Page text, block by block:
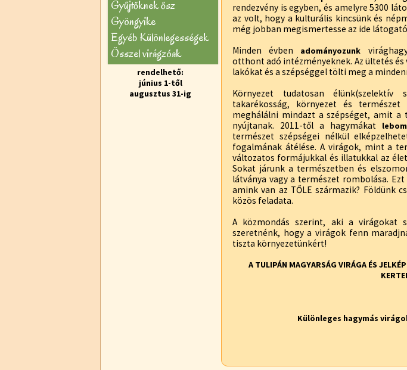
Gyűjtőknek ősz
Gyöngyike
Egyéb Különlegességek
Õsszel virágzóak
rendelhető:
június 1-től
augusztus 31-ig
rendezvény is egyben, és amelyre 5300
az volt, hogy a kulturális kincsünk és
még jobban megismertesse az ide
Minden évben adományozunk
otthont adó intézményeknek. Az ültetés
lakókat és a szépséggel tölti meg a
Környezet tudatosan élünk(szelektív
takarékosság, környezet és
meghálálni mindazt a szépséget, amit
nyújtanak. 2011-től a hagymákat
természet szépségei nélkül
fogalmának átélése. A virágok, mint a
változatos formájukkal és illatukkal az
Sokat járunk a természetben és
látványa vagy a természet rombolása.
amink van az TŐLE származik? Földünk
közös feladata.
A közmondás szerint, aki a virágokat
szeretnénk, hogy a virágok fenn
tiszta környezetünkért!
A TULIPÁN MAGYARSÁG VIRÁGA ÉS
Különleges hagymás